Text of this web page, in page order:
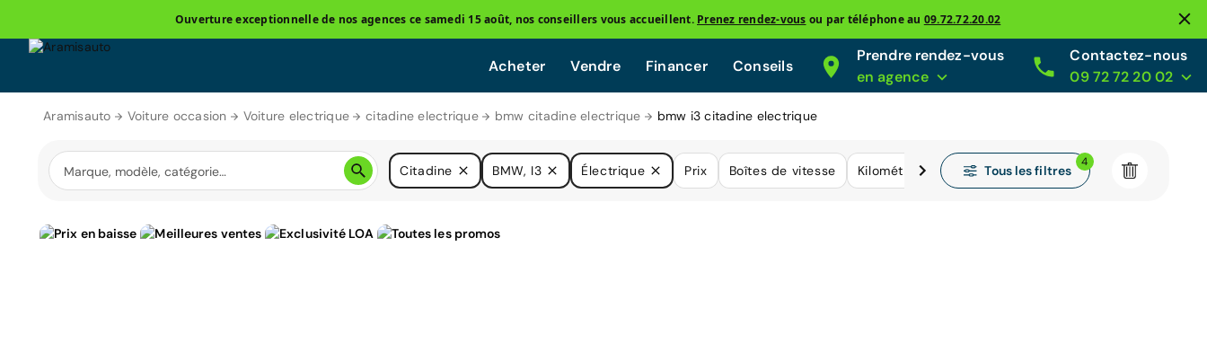
Ouverture exceptionnelle de nos agences ce samedi 15 août, nos conseillers vous accueillent. Prenez rendez-vous ou par téléphone au 09.72.72.20.02
Acheter Vendre Financer Conseils
Prendre rendez-vous
en agence
Contactez-nous
09 72 72 20 02
Aramisauto Voiture occasion Voiture electrique citadine electrique bmw citadine electrique bmw i3 citadine electrique
Citadine BMW, I3 Électrique Prix Boîtes de vitesse Kilométrage Tous les filtres
4